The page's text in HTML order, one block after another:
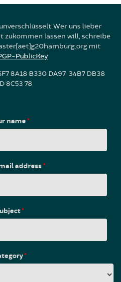
Wer uns lieber
zukommen lassen will, schreibe
mit
PublicKey
8A18 B330 DA97 34B7 DB38
8C53 78
name*
address*
*
*